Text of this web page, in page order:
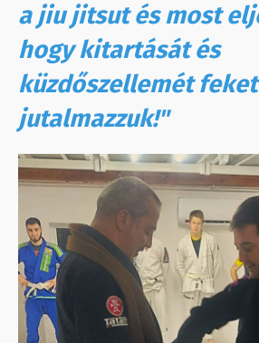
a jiu jitsut és most
hogy kitartását és
küzdőszellemét
jutalmazzuk!"